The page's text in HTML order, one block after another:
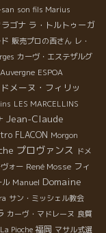
son fils Marius
ラゴナ ラ・トルトゥーガ
販売プロの西さん レ・
カーヴ・エステザルグ
Auvergne ESPOA
ドメーヌ・フィリッ
LES MARCELLINS
Jean-Claude
FLACON Morgon
プロヴァンス ドメ
ォー René Mosse フィ
ル Manuel Domaine
サン・ミッシェル教会
カーヴ・マドレーヌ 良質
Pioche 福岡 マサル式選